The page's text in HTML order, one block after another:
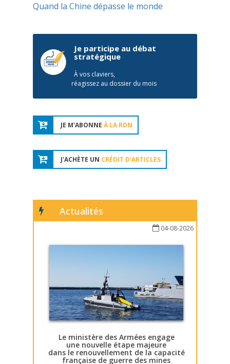
Quand la Chine dépasse le monde
Je participe au débat
stratégique
À vos claviers,
réagissez au dossier du mois
JE M'ABONNE À LA RDN
J'ACHÈTE UN CRÉDIT D'ARTICLES
Actualités
04-08-2026
Le ministère des Armées engage
une nouvelle étape majeure
dans le renouvellement de la capacité
française de guerre des mines